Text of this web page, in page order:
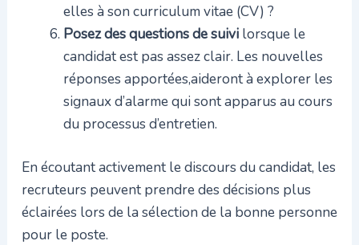
elles à son curriculum vitae (CV) ?
Posez des questions de suivilorsque le
candidat est pas assez clair. Les nouvelles
réponses apportées,aideront à explorer les
signaux d’alarme qui sont apparus au cours
du processus d’entretien.
En écoutant activement le discours du candidat, les
recruteurs peuvent prendre des décisions plus
éclairées lors de la sélection de la bonne personne
pour le poste.